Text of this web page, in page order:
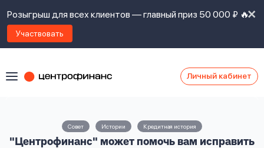
Розыгрыш для всех клиентов — главный приз 50 000 ₽ 🔥
Участвовать
Личный кабинет
Совет Истории Кредитная история
"Центрофинанс" может помочь вам исправить
Наши
ознакомлен
с